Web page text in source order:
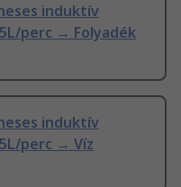
induktív
perc → Folyadék
induktív
perc → Víz